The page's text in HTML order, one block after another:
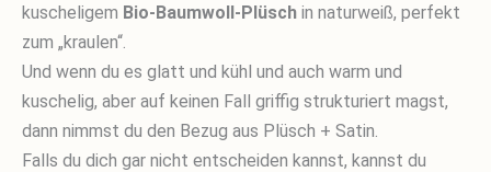
kuscheligem Bio-Baumwoll-Plüsch in naturweiß, perfekt
zum „kraulen“.
Und wenn du es glatt und kühl und auch warm und
kuschelig, aber auf keinen Fall griffig strukturiert magst,
dann nimmst du den Bezug aus Plüsch + Satin.
Falls du dich gar nicht entscheiden kannst, kannst du